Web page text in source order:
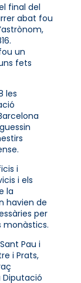
final del
abat fou
un
fets
les
i
i els
la
havien de
per
monàstics.
Pau i
i Prats,
Diputació